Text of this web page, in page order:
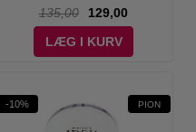
135,00
129,00
LÆG I KURV
-10% PION